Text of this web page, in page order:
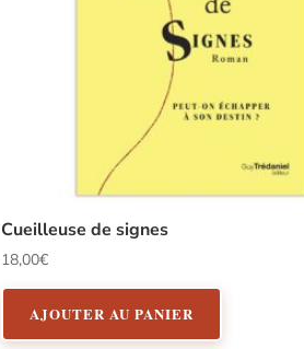
Cueilleuse de signes
18,00€
AJOUTER AU PANIER